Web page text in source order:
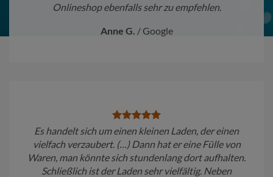
Onlineshop ebenfalls sehr zu empfehlen.
Anne G. / Google
Es handelt sich um einen kleinen Laden, der einen
vielfach verzaubert. (…) Dann hat er eine Fülle von
Waren, man könnte sich stundenlang dort aufhalten.
Schließlich ist der Laden sehr vielfältig. Neben